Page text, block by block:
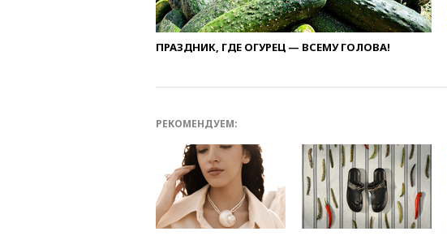
ПРАЗДНИК, ГДЕ ОГУРЕЦ — ВСЕМУ ГОЛОВА!
РЕКОМЕНДУЕМ: